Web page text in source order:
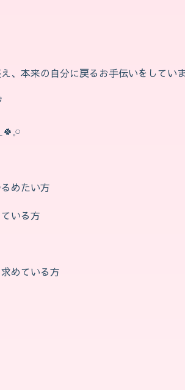
、本来の自分に戻るお手伝いをしてい
めたい方
いる方
めている方